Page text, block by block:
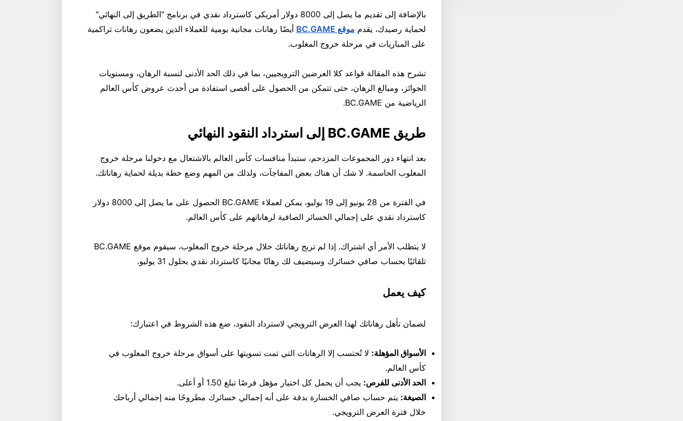
بالإضافة إلى تقديم ما يصل إلى 8000 دولار أمريكي كاسترداد نقدي في برنامج "الطريق إلى النهائي"
لحماية رصيدك، يقدم موقع BC.GAME
أيضًا رهانات مجانية يومية للعملاء الذين يضعون رهانات تراكمية
على المباريات في مرحلة خروج المغلوب.
تشرح هذه المقالة قواعد كلا العرضين الترويجيين، بما في ذلك الحد الأدنى لنسبة الرهان، ومستويات
الجوائز، ومبالغ الرهان، حتى تتمكن من الحصول على أقصى استفادة من أحدث عروض كأس العالم
الرياضية من BC.GAME.
طريق BC.GAME إلى استرداد النقود النهائي
بعد انتهاء دور المجموعات المزدحم، ستبدأ منافسات كأس العالم بالاشتعال مع دخولنا مرحلة خروج
المغلوب الحاسمة. لا شك أن هناك بعض المفاجآت، ولذلك من المهم وضع خطة بديلة لحماية رهاناتك.
في الفترة من 28 يونيو إلى 19 يوليو، يمكن لعملاء BC.GAME الحصول على ما يصل إلى 8000 دولار
كاسترداد نقدي على إجمالي الخسائر الصافية لرهاناتهم على كأس العالم.
لا يتطلب الأمر أي اشتراك. إذا لم تربح رهاناتك خلال مرحلة خروج المغلوب، سيقوم موقع BC.GAME
تلقائيًا بحساب صافي خسائرك وسيضيف لك رهانًا مجانيًا كاسترداد نقدي بحلول 31 يوليو.
كيف يعمل
لضمان تأهل رهاناتك لهذا العرض الترويجي لاسترداد النقود، ضع هذه الشروط في اعتبارك:
الأسواق المؤهلة: لا تُحتسب إلا الرهانات التي تمت تسويتها على أسواق مرحلة خروج المغلوب في
كأس العالم.
الحد الأدنى للفرص: يجب أن يحمل كل اختيار مؤهل فرصًا تبلغ 1.50 أو أعلى.
الصيغة: يتم حساب صافي الخسارة بدقة على أنه إجمالي خسائرك مطروحًا منه إجمالي أرباحك
خلال فترة العرض الترويجي.